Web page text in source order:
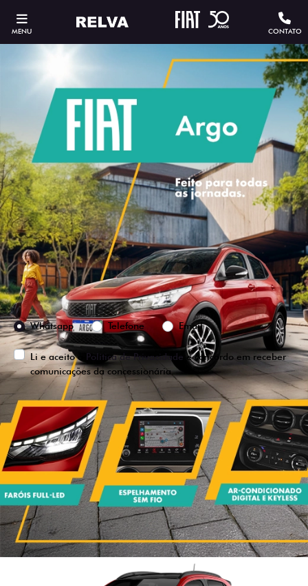
MENU CONTATO
SOLICITAR PROPOSTA
Versão escolhida
Preferência de contato:
Whatsapp
Telefone Email
Li e aceito a Política de Privacidade e concordo em receber
comunicações da concessionária.
ENTRAR EM CONTATO
VISUALIZE O
VEÍCULO EM
360°